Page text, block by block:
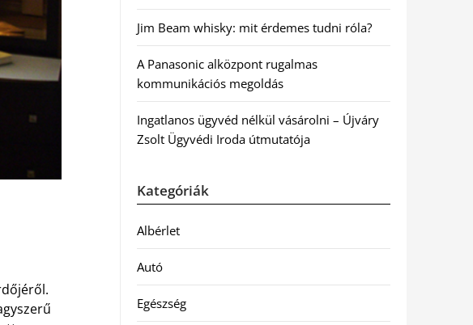
Jim Beam whisky: mit érdemes tudni róla?
A Panasonic alközpont rugalmas
kommunikációs megoldás
Ingatlanos ügyvéd nélkül vásárolni – Újváry
Zsolt Ügyvédi Iroda útmutatója
Kategóriák
Albérlet
Autó
Egészség